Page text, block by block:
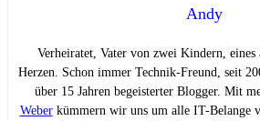
Andy
Verheiratet, Vater von zwei Kindern, eines
Herzen. Schon immer Technik-Freund, seit
über 15 Jahren begeisterter Blogger. Mit
Weberkümmern wir uns um alle IT-Belange